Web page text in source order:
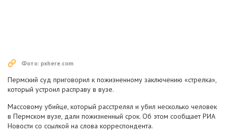
Фото: pxhere.com
Пермский суд приговорил к пожизненному заключению «стрелка»,
который устроил расправу в вузе.
Массовому убийце, который расстрелял и убил несколько человек
в Пермском вузе, дали пожизненный срок. Об этом сообщает РИА
Новости со ссылкой на слова корреспондента.